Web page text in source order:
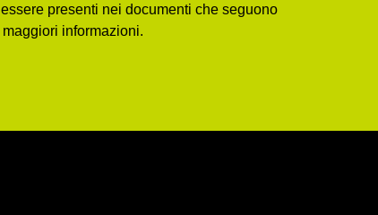
presenti nei documenti che seguono
informazioni.